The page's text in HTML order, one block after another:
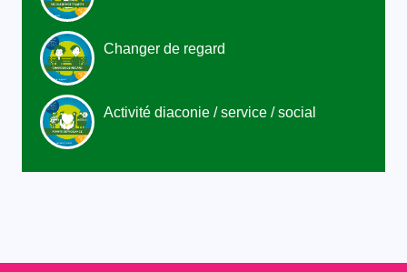
Changer de regard
Activité diaconie / service / social